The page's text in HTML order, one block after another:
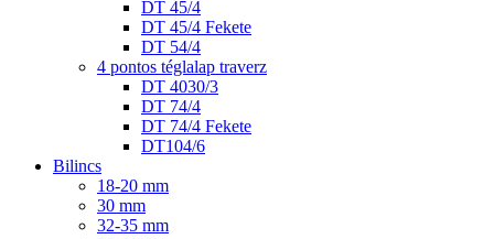
DT 45/4
DT 45/4 Fekete
DT 54/4
4 pontos téglalap traverz
DT 4030/3
DT 74/4
DT 74/4 Fekete
DT104/6
Bilincs
18-20 mm
30 mm
32-35 mm